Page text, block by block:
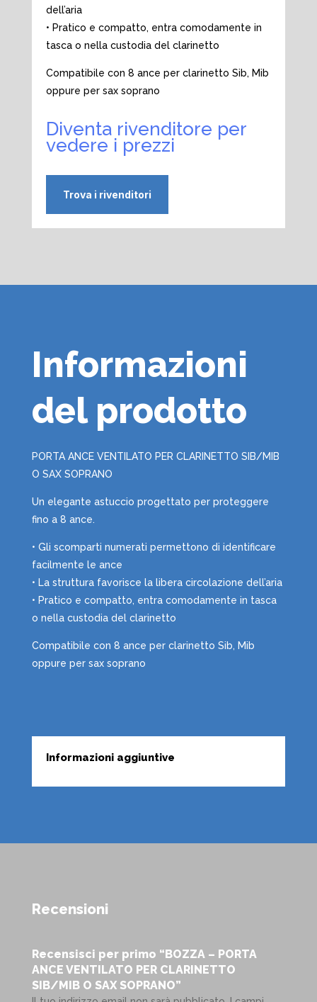
dell’aria
• Pratico e compatto, entra comodamente in
tasca o nella custodia del clarinetto
Compatibile con 8 ance per clarinetto Sib, Mib
oppure per sax soprano
Diventa rivenditore per
vedere i prezzi
Trova i rivenditori
Informazioni
del prodotto
PORTA ANCE VENTILATO PER CLARINETTO SIB/MIB
O SAX SOPRANO
Un elegante astuccio progettato per proteggere
fino a 8 ance.
• Gli scomparti numerati permettono di identificare
facilmente le ance
• La struttura favorisce la libera circolazione dell’aria
• Pratico e compatto, entra comodamente in tasca
o nella custodia del clarinetto
Compatibile con 8 ance per clarinetto Sib, Mib
oppure per sax soprano
Informazioni aggiuntive
Recensioni
Recensisci per primo “BOZZA – PORTA
ANCE VENTILATO PER CLARINETTO
SIB/MIB O SAX SOPRANO”